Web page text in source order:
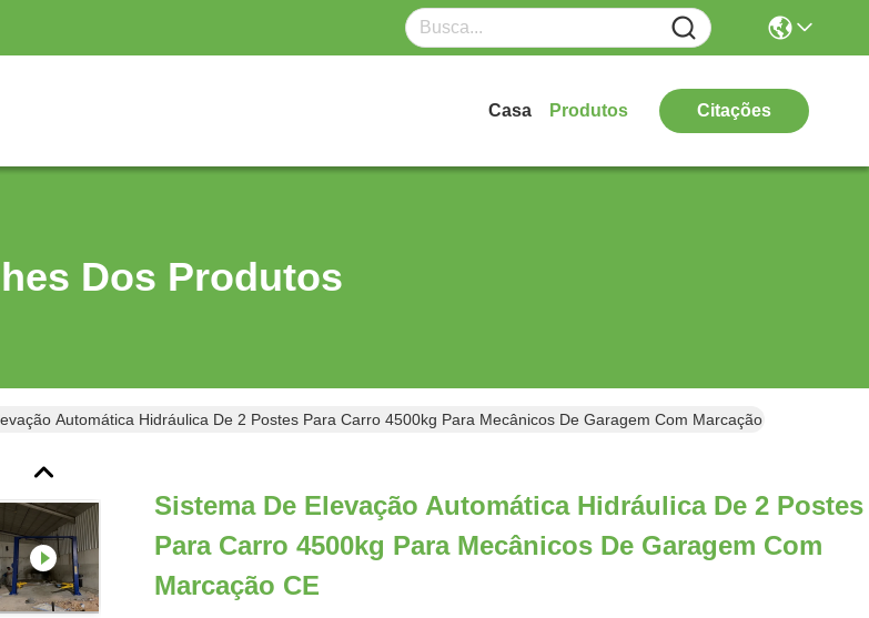
Casa Produtos Citações
Dos Produtos
Automática Hidráulica De 2 Postes Para Carro 4500kg Para Mecânicos De Garagem Com Marcação CE
Sistema De Elevação Automática Hidráulica De 2 Postes
Para Carro 4500kg Para Mecânicos De Garagem Com
Marcação CE